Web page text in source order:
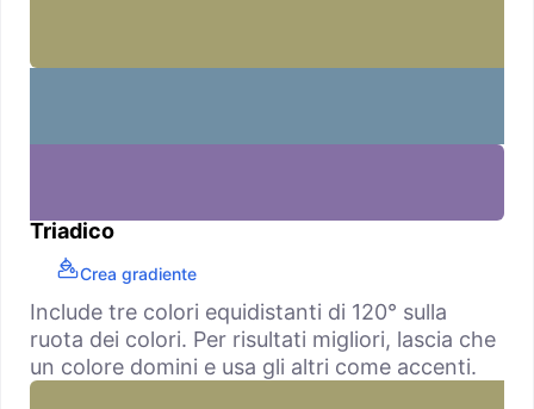
Triadico
Crea gradiente
Include tre colori equidistanti di 120° sulla
ruota dei colori. Per risultati migliori, lascia che
un colore domini e usa gli altri come accenti.